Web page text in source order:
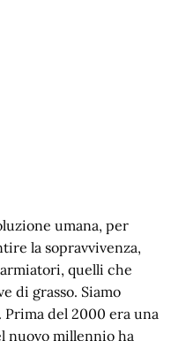
umana, per
la sopravvivenza,
quelli che
di grasso. Siamo
del 2000 era una
nuovo millennio ha